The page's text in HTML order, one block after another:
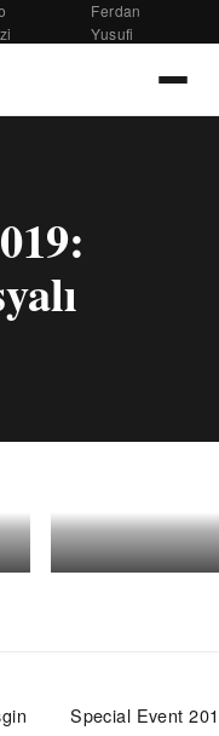
Ferdan
Yusufi
Special Event